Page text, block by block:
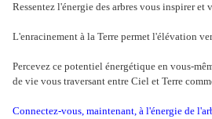
Ressentez l'énergie des arbres vous inspirer et
L'enracinement à la Terre permet l'élévation
Percevez ce potentiel énergétique en vous-
de vie vous traversant entre Ciel et Terre
Connectez-vous, maintenant, à l'énergie de